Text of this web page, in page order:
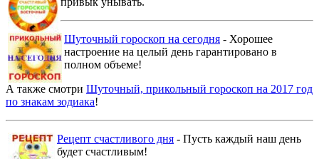
Шуточный гороскоп на сегодня - Хорошее
настроение на целый день гарантировано в
полном объеме!
А также смотри Шуточный, прикольный гороскоп на 2017 год
по знакам зодиака!
Рецепт счастливого дня - Пусть каждый наш день
будет счастливым!